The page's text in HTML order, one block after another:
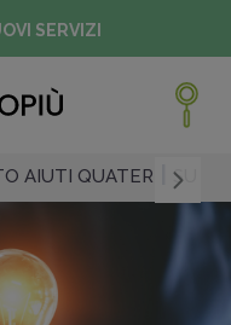
SERVIZI
AIUTI QUATER